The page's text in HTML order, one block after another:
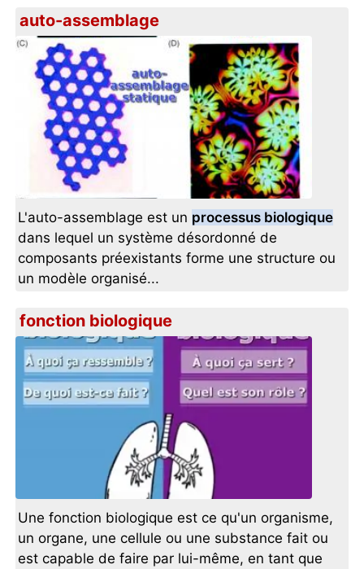
auto-assemblage
L'auto-assemblage est un processus biologique
dans lequel un système désordonné de
composants préexistants forme une structure ou
un modèle organisé...
fonction biologique
Une fonction biologique est ce qu'un organisme,
un organe, une cellule ou une substance fait ou
est capable de faire par lui-même, en tant que